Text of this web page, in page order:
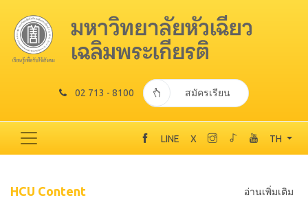
02 713 - 8100 สมัครเรียน
LINE X TH
HCU Content อ่านเพิ่มเติม